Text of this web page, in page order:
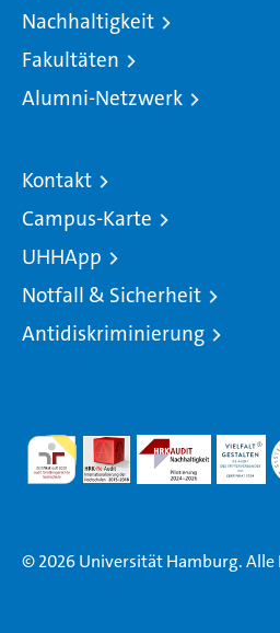
Nachhaltigkeit
Fakultäten
Alumni-Netzwerk
Kontakt
Campus-Karte
UHHApp
Notfall & Sicherheit
Antidiskriminierung
© 2026 Universität Hamburg. Alle